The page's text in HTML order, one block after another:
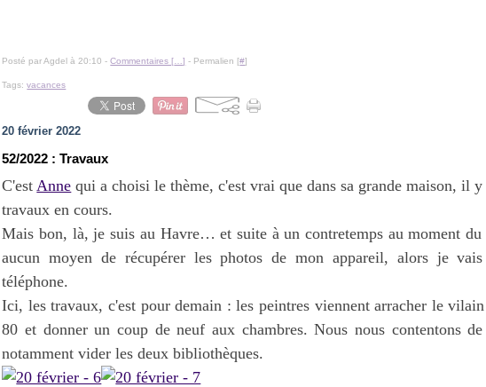
Posté par Agdel à 20:10 -Commentaires [ …] - Permalien [#]
Tags:vacances
20 février 2022
52/2022 : Travaux
C'estAnne qui a choisi le thème, c'est vrai que dans sa grande maison, il
travaux en cours.
Mais bon, là, je suis au Havre… et suite à un contretemps au moment
aucun moyen de récupérer les photos de mon appareil, alors je
téléphone.
Ici, les travaux, c'est pour demain : les peintres viennent arracher le vilain
80 et donner un coup de neuf aux chambres. Nous nous contentons
notamment vider les deux bibliothèques.